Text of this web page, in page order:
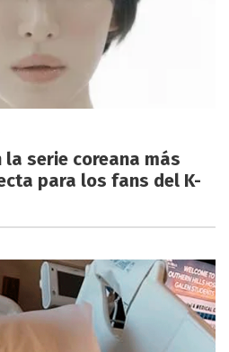
serie coreana más
para los fans del K-